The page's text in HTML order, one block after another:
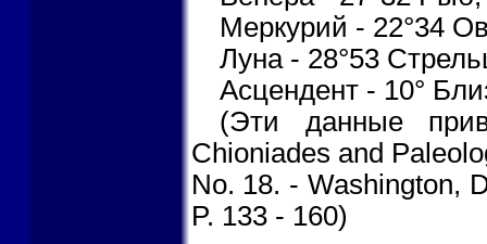
Меркурий - 22°34
Луна - 28°53
Асцендент - 10°
(Эти данные
Chioniades and
No. 18. - Washington,
P. 133 - 160)